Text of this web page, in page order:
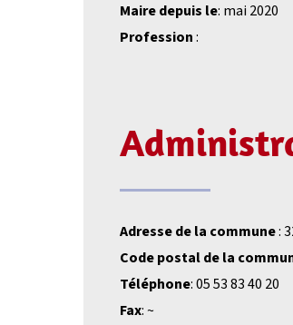
Maire depuis le: mai 2020
Profession:
Adresse de la commune:
Code postal de la
Téléphone: 05 53 83 40 20
Fax: ~